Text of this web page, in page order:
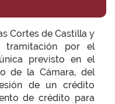
Cortes de Castilla y
tramitación por el
previsto en el
de la Cámara, del
de un crédito
de crédito para